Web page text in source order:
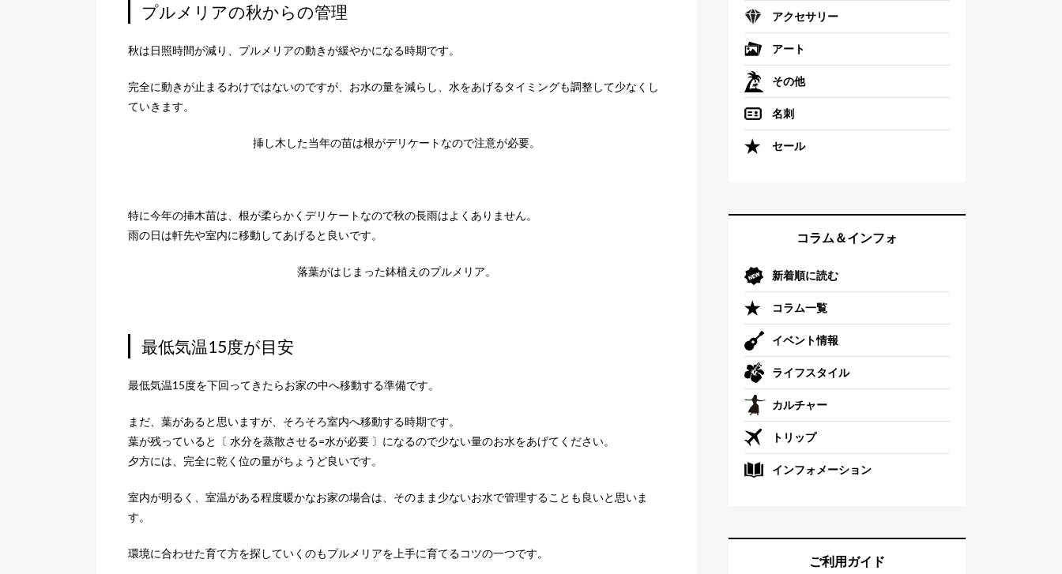
プルメリアの秋からの管理
秋は日照時間が減り、プルメリアの動きが緩やかになる時期です。
完全に動きが止まるわけではないのですが、お水の量を減らし、水をあげるタイミングも調整して少なくし
ていきます。
挿し木した当年の苗は根がデリケートなので注意が必要。
特に今年の挿木苗は、根が柔らかくデリケートなので秋の長雨はよくありません。
雨の日は軒先や室内に移動してあげると良いです。
落葉がはじまった鉢植えのプルメリア。
最低気温15度が目安
最低気温15度を下回ってきたらお家の中へ移動する準備です。
まだ、葉があると思いますが、そろそろ室内へ移動する時期です。
葉が残っていると〔 水分を蒸散させる=水が必要 〕になるので少ない量のお水をあげてください。
夕方には、完全に乾く位の量がちょうど良いです。
室内が明るく、室温がある程度暖かなお家の場合は、そのまま少ないお水で管理することも良いと思いま
す。
環境に合わせた育て方を探していくのもプルメリアを上手に育てるコツの一つです。
アクセサリー
アート
その他
名刺
セール
コラム＆インフォ
新着順に読む
コラム一覧
イベント情報
ライフスタイル
カルチャー
トリップ
インフォメーション
ご利用ガイド